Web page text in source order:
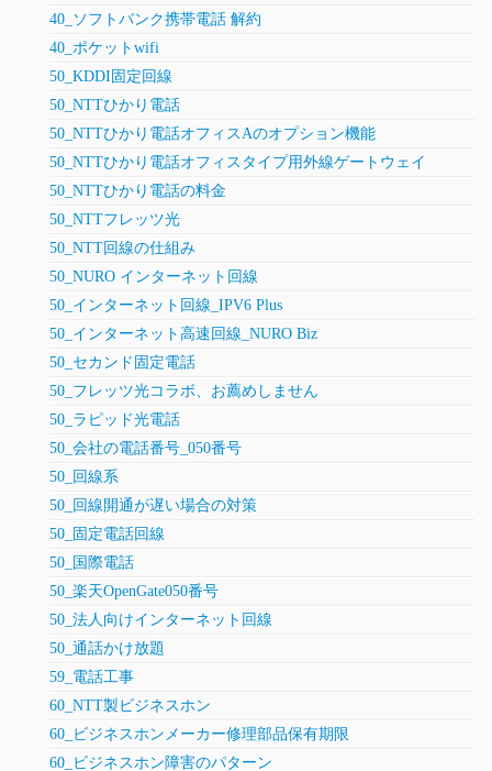
40_ソフトバンク携帯電話 解約
40_ポケットwifi
50_KDDI固定回線
50_NTTひかり電話
50_NTTひかり電話オフィスAのオプション機能
50_NTTひかり電話オフィスタイプ用外線ゲートウェイ
50_NTTひかり電話の料金
50_NTTフレッツ光
50_NTT回線の仕組み
50_NURO インターネット回線
50_インターネット回線_IPV6 Plus
50_インターネット高速回線_NURO Biz
50_セカンド固定電話
50_フレッツ光コラボ、お薦めしません
50_ラピッド光電話
50_会社の電話番号_050番号
50_回線系
50_回線開通が遅い場合の対策
50_固定電話回線
50_国際電話
50_楽天OpenGate050番号
50_法人向けインターネット回線
50_通話かけ放題
59_電話工事
60_NTT製ビジネスホン
60_ビジネスホンメーカー修理部品保有期限
60_ビジネスホン障害のパターン